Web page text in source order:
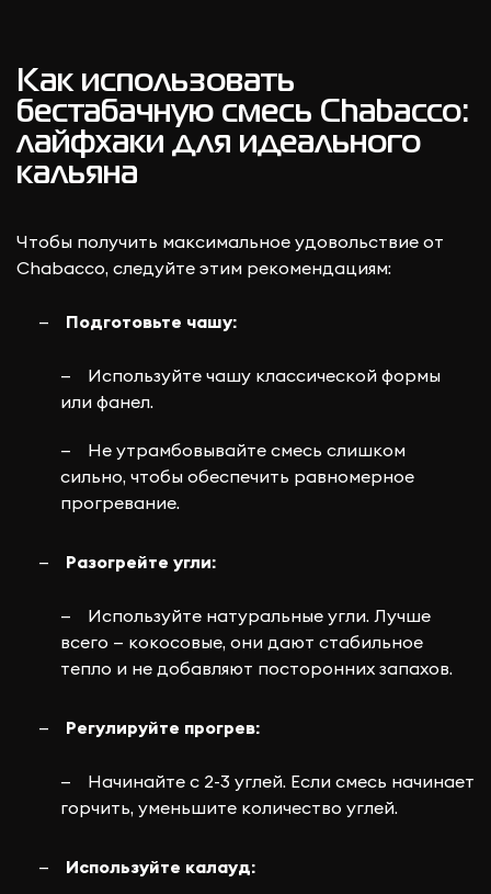
Как использовать
бестабачную смесь Chabacco:
лайфхаки для идеального
кальяна
Чтобы получить максимальное удовольствие от
Chabacco, следуйте этим рекомендациям:
Подготовьте чашу:
Используйте чашу классической формы
или фанел.
Не утрамбовывайте смесь слишком
сильно, чтобы обеспечить равномерное
прогревание.
Разогрейте угли:
Используйте натуральные угли. Лучше
всего — кокосовые, они дают стабильное
тепло и не добавляют посторонних запахов.
Регулируйте прогрев:
Начинайте с 2-3 углей. Если смесь начинает
горчить, уменьшите количество углей.
Используйте калауд: